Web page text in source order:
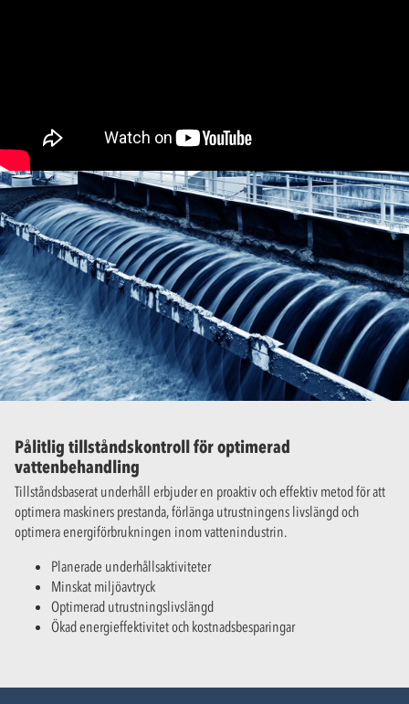
Pålitlig tillståndskontroll för optimerad
vattenbehandling
Tillståndsbaserat underhåll erbjuder en proaktiv och effektiv metod för att
optimera maskiners prestanda, förlänga utrustningens livslängd och
optimera energiförbrukningen inom vattenindustrin.
Planerade underhållsaktiviteter
Minskat miljöavtryck
Optimerad utrustningslivslängd
Ökad energieffektivitet och kostnadsbesparingar